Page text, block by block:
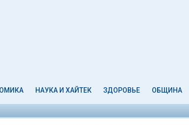
НАУКА И ХАЙТЕК ЗДОРОВЬЕ ОБЩИНА